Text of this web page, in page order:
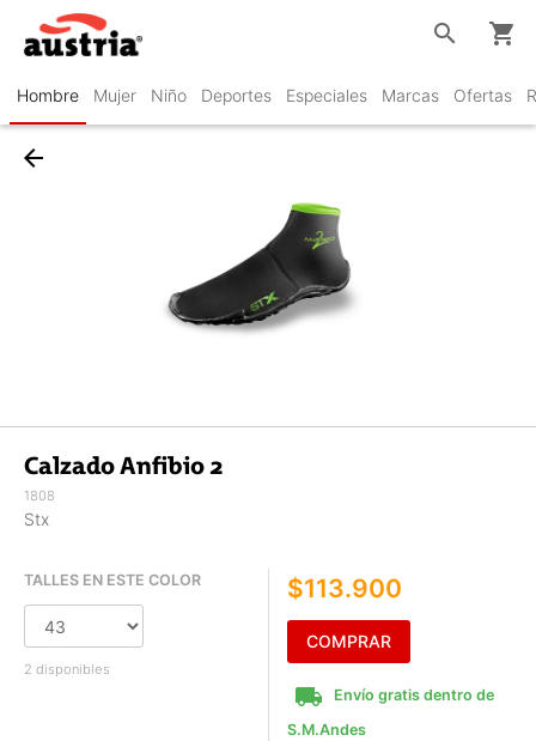
Hombre Mujer Niño Deportes Especiales Marcas Ofertas
search shopping_cart
arrow_back
Calzado Anfibio 2
1808
Stx
TALLES EN ESTE COLOR
2 disponibles
$113.900
COMPRAR
local_shipping
Envío gratis dentro de
S.M.Andes